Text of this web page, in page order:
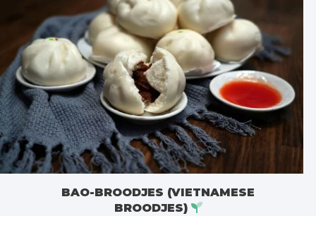
BAO-BROODJES (VIETNAMESE
BROODJES)